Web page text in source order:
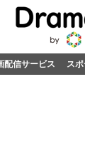
配信サービス ス